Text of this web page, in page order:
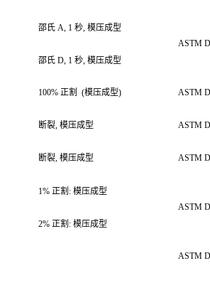
邵氏 A, 1 秒, 模压成型
ASTM
邵氏 D, 1 秒, 模压成型
100% 正割 (模压成型) ASTM
断裂, 模压成型 ASTM
断裂, 模压成型 ASTM
1% 正割: 模压成型
ASTM
2% 正割: 模压成型
ASTM